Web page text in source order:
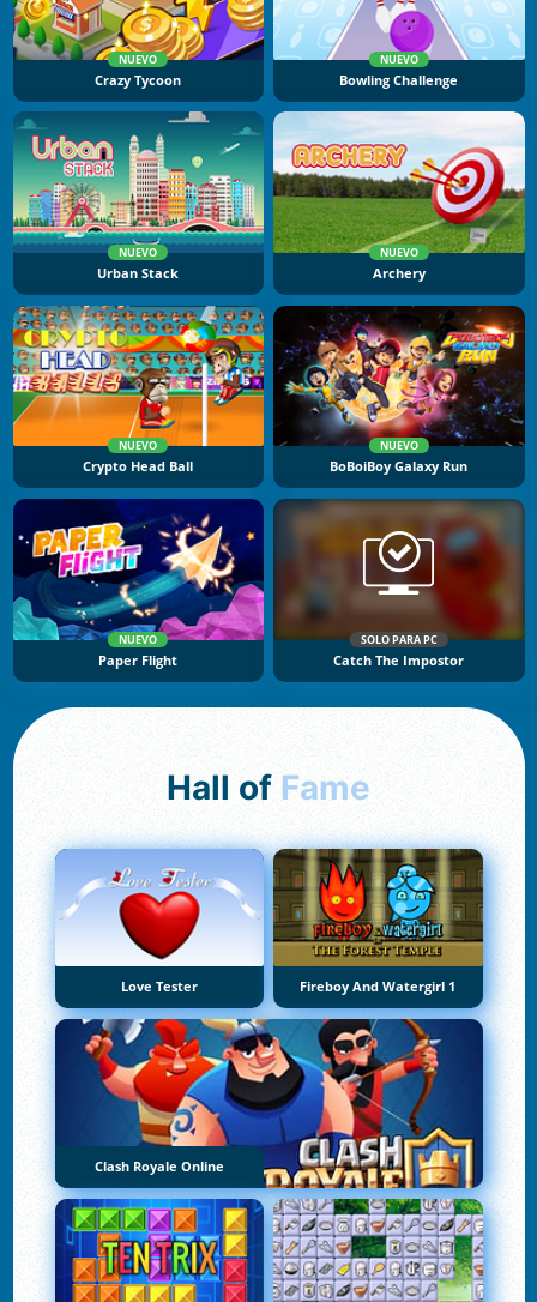
NUEVO
Crazy Tycoon
NUEVO
Bowling Challenge
NUEVO
Urban Stack
NUEVO
Archery
NUEVO
Crypto Head Ball
NUEVO
BoBoiBoy Galaxy Run
NUEVO
Paper Flight
SOLO PARA PC
Catch The Impostor
Hall of Fame
Love Tester Fireboy And Watergirl 1
Clash Royale Online